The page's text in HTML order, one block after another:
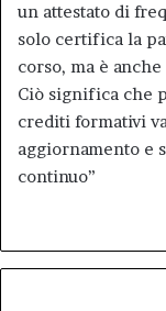
un attestato di
solo certifica la
corso, ma è
Ciò significa che
crediti formativi
aggiornamento e
continuo”